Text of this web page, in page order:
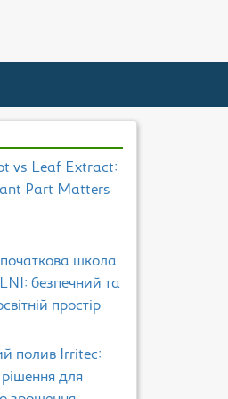
vs Leaf Extract:
Part Matters
школа
безпечний та
простір
полив Irritec:
для